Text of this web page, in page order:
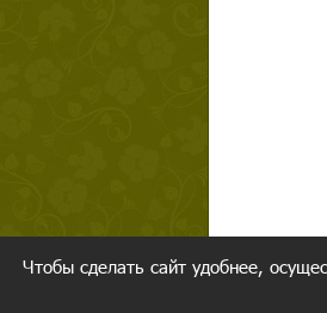
Чтобы сделать сайт удобнее,